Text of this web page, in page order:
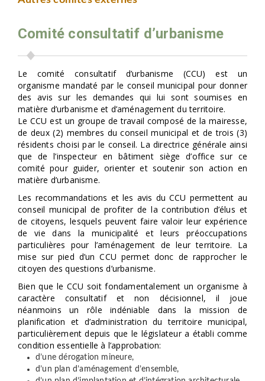
Comité consultatif d’urbanisme
Le comité consultatif d’urbanisme (CCU) est un
organisme mandaté par le conseil municipal pour donner
des avis sur les demandes qui lui sont soumises en
matière d’urbanisme et d’aménagement du territoire.
Le CCU est un groupe de travail composé de la mairesse,
de deux (2) membres du conseil municipal et de trois (3)
résidents choisi par le conseil. La directrice générale ainsi
que de l’inspecteur en bâtiment siège d’office sur ce
comité pour guider, orienter et soutenir son action en
matière d’urbanisme.
Les recommandations et les avis du CCU permettent au
conseil municipal de profiter de la contribution d’élus et
de citoyens, lesquels peuvent faire valoir leur expérience
de vie dans la municipalité et leurs préoccupations
particulières pour l’aménagement de leur territoire. La
mise sur pied d’un CCU permet donc de rapprocher le
citoyen des questions d’urbanisme.
Bien que le CCU soit fondamentalement un organisme à
caractère consultatif et non décisionnel, il joue
néanmoins un rôle indéniable dans la mission de
planification et d’administration du territoire municipal,
particulièrement depuis que le législateur a établi comme
condition essentielle à l’approbation:
d’une dérogation mineure,
d’un plan d’aménagement d’ensemble,